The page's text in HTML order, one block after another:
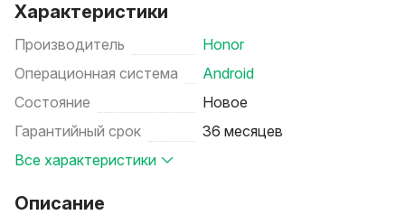
Характеристики
Производитель
Honor
Операционная система
Android
Состояние
Новое
Гарантийный срок
36 месяцев
Все характеристики
Описание